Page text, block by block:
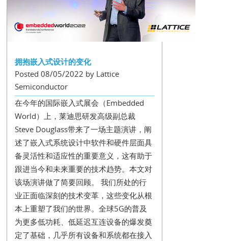
拥抱嵌入式设计的变化
Posted 08/05/2022 by Lattice
Semiconductor
在今年的国际嵌入式展会（Embedded
World）上，莱迪思研发高级副总裁
Steve Douglass带来了一场主题演讲，阐
述了嵌入式系统设计中软件和硬件层面具
备灵活性和适应性的重要意义，这有助于
跟进当今和未来重要的技术趋势。本文对
该场演讲做了简要回顾。 我们所处的行
业正面临深刻的技术变革，这些变化从根
本上重塑了我们的世界。全球5G的普及
为更多低功耗、低延迟互连设备的爆发奠
定了基础，几乎所有设备和系统都在接入